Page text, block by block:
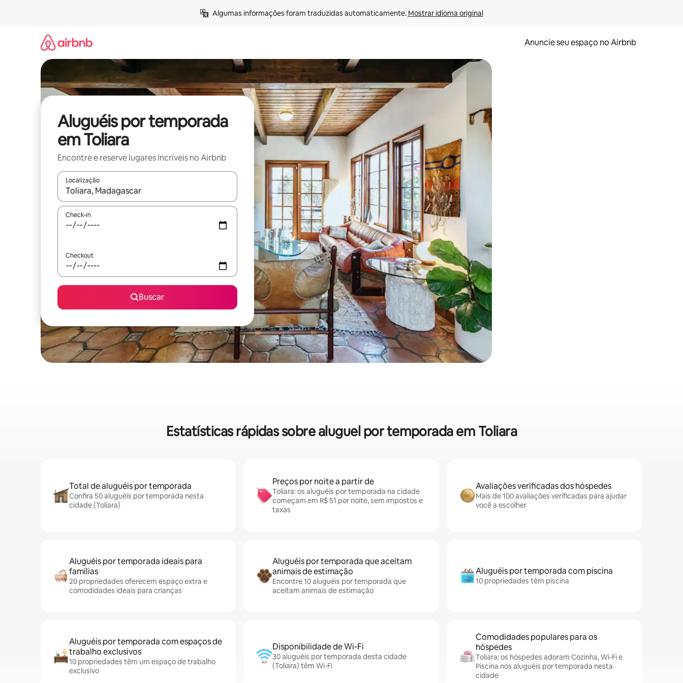
Algumas informações foram traduzidas automaticamente. Mostrar idioma original
Anuncie seu espaço no Airbnb
Aluguéis por temporada
em Toliara
Encontre e reserve lugares incríveis no Airbnb
Localização
Quando os resultados estiverem disponíveis, explore-os usando as seta para cima e para baixo do teclado ou tocando e deslizando o dedo na tela.
Check-in
Checkout
Buscar
Estatísticas rápidas sobre aluguel por temporada em Toliara
Total de aluguéis por temporada
Confira 50 aluguéis por temporada nesta
cidade (Toliara)
Preços por noite a partir de
Toliara: os aluguéis por temporada na cidade
começam em R$ 51 por noite, sem impostos e
taxas
Avaliações verificadas dos hóspedes
Mais de 100 avaliações verificadas para ajudar
você a escolher
Aluguéis por temporada ideais para
famílias
20 propriedades oferecem espaço extra e
comodidades ideais para crianças
Aluguéis por temporada que aceitam
animais de estimação
Encontre 10 aluguéis por temporada que
aceitam animais de estimação
Aluguéis por temporada com piscina
10 propriedades têm piscina
Aluguéis por temporada com espaços de
trabalho exclusivos
10 propriedades têm um espaço de trabalho
exclusivo
Disponibilidade de Wi-Fi
30 aluguéis por temporada desta cidade
(Toliara) têm Wi-Fi
Comodidades populares para os
hóspedes
Toliara: os hóspedes adoram Cozinha, Wi-Fi e
Piscina nos aluguéis por temporada nesta
cidade